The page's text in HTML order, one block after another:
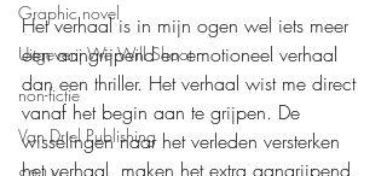
Graphic novel
Uitgeverij We Will Shoot
non-fictie
Van Driel Publishing
Het verhaal is in mijn ogen wel iets meer
een aangrijpend en emotioneel verhaal
dan een thriller. Het verhaal wist me direct
vanaf het begin aan te grijpen. De
wisselingen naar het verleden versterken
het verhaal, maken het extra aangrijpend